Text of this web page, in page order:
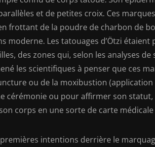
et de petites croix. Ces
frottant de la poudre de charbon de
moderne. Les tatouages d’Ötzi
des zones qui, selon les analyses
les scientifiques à penser que ces
ou de la moxibustion
cérémonie ou pour affirmer son
corps en une sorte de carte
intentions derrière le